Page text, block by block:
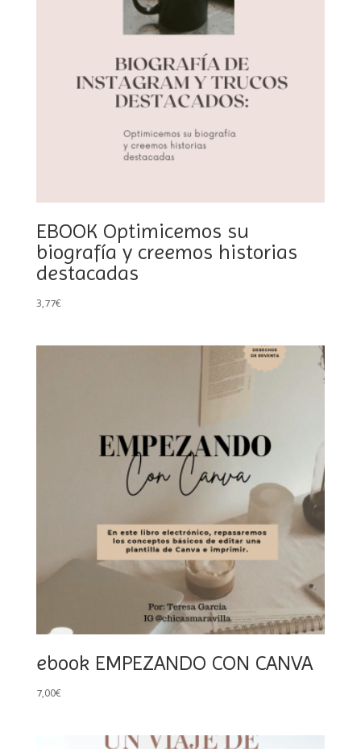
EBOOK Optimicemos su
biografía y creemos historias
destacadas
3,77€
ebook EMPEZANDO CON CANVA
7,00€